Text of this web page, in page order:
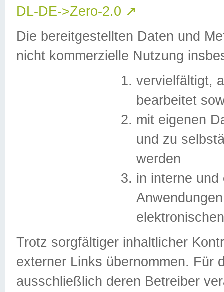
DL-DE->Zero-2.0 ↗
Die bereitgestellten Daten und
nicht kommerzielle Nutzung
vervielfältigt,
bearbeitet
mit eigenen
und zu
werden
in interne
Trotz sorgfältiger inhaltlicher
externer Links übernommen. Für
ausschließlich deren Betreiber